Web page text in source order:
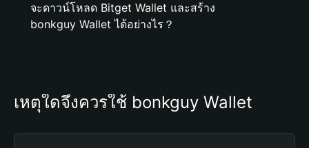
จะดาวน์โหลด Bitget Wallet และสร้าง
bonkguy Wallet ได้อย่างไร？
เหตุใดจึงควรใช้ bonkguy Wallet